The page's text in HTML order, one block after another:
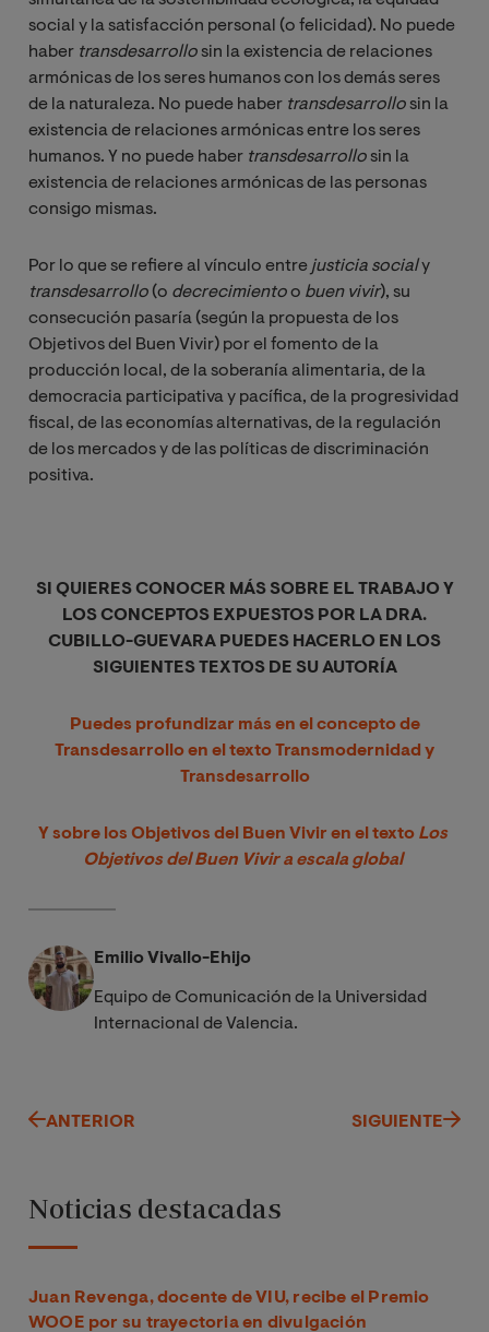
social y la satisfacción personal (o felicidad). No puede
haber transdesarrollosin la existencia de relaciones
armónicas de los seres humanos con los demás seres
de la naturaleza. No puede haber transdesarrollosin la
existencia de relaciones armónicas entre los seres
humanos. Y no puede haber transdesarrollosin la
existencia de relaciones armónicas de las personas
consigo mismas.
Por lo que se refiere al vínculo entre justicia socialy
transdesarrollo (o decrecimientoo buen vivir), su
consecución pasaría (según la propuesta de los
Objetivos del Buen Vivir) por el fomento de la
producción local, de la soberanía alimentaria, de la
democracia participativa y pacífica, de la progresividad
fiscal, de las economías alternativas, de la regulación
de los mercados y de las políticas de discriminación
positiva.
SI QUIERES CONOCER MÁS SOBRE EL TRABAJO Y
LOS CONCEPTOS EXPUESTOS POR LA DRA.
CUBILLO-GUEVARA PUEDES HACERLO EN LOS
SIGUIENTES TEXTOS DE SU AUTORÍA
Puedes profundizar más en el concepto de
Transdesarrollo en el texto Transmodernidad y
Transdesarrollo
Y sobre los Objetivos del Buen Vivir en el texto Los
Objetivos del Buen Vivir a escala global
Emilio Vivallo-Ehijo
Equipo de Comunicación de la Universidad
Internacional de Valencia.
ANTERIOR SIGUIENTE
Noticias destacadas
Juan Revenga, docente de VIU, recibe el Premio
WOOE por su trayectoria en divulgación